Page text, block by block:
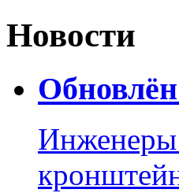
Новости
Инженеры